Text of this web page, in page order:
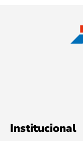
Institucional